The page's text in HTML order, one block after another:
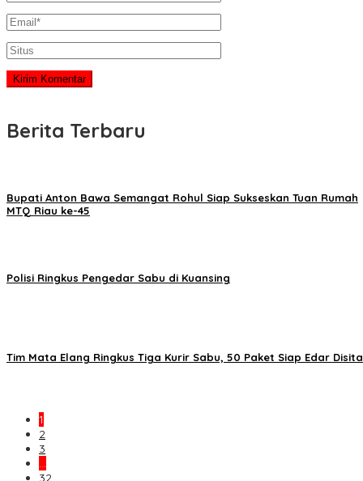
Berita Terbaru
Bupati Anton Bawa Semangat Rohul Siap Sukseskan Tuan Rumah
MTQ Riau ke-45
Polisi Ringkus Pengedar Sabu di Kuansing
Tim Mata Elang Ringkus Tiga Kurir Sabu, 50 Paket Siap Edar Disita
1
2
3
…
32